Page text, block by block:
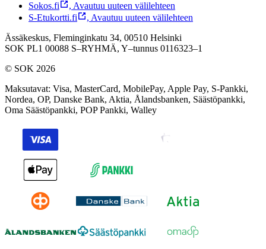
Sokos.fi
, Avautuu uuteen välilehteen
S-Etukortti.fi
, Avautuu uuteen välilehteen
Ässäkeskus, Fleminginkatu 34, 00510 Helsinki
SOK PL1 00088 S–RYHMÄ, Y–tunnus 0116323–1
© SOK 2026
Maksutavat: Visa, MasterCard, MobilePay, Apple Pay, S-Pankki,
Nordea, OP, Danske Bank, Aktia, Ålandsbanken, Säästöpankki,
Oma Säästöpankki, POP Pankki, Walley